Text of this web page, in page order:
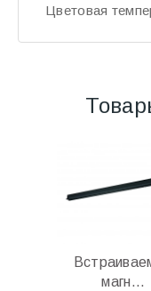
Цветовая
магн...